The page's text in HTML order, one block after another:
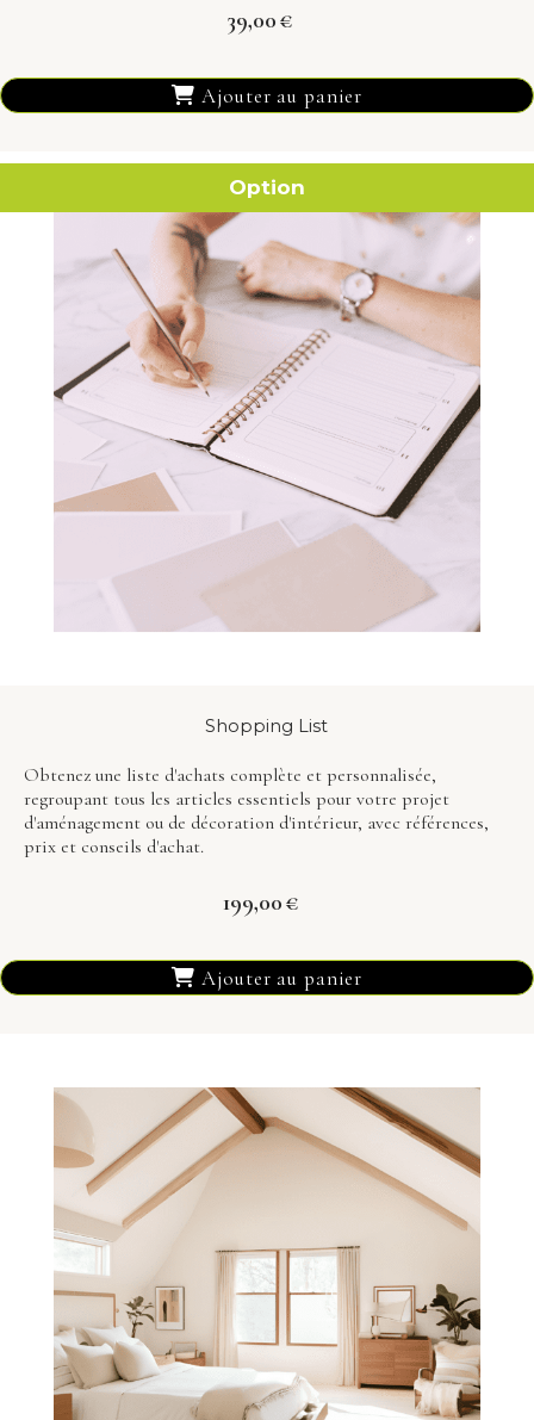
39,00€
Ajouter au panier
Shopping List
Obtenez une liste d'achats complète et personnalisée,
regroupant tous les articles essentiels pour votre projet
d'aménagement ou de décoration d'intérieur, avec références,
prix et conseils d'achat.
199,00€
Ajouter au panier
Option